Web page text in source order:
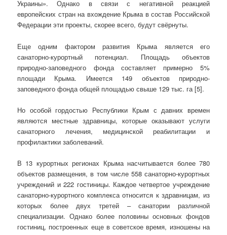
Украины». Однако в связи с негативной реакцией
европейских стран на вхождение Крыма в состав Российской
Федерации эти проекты, скорее всего, будут свёрнуты.
Еще одним фактором развития Крыма является его
санаторно-курортный потенциал. Площадь объектов
природно-заповедного фонда составляет примерно 5%
площади Крыма. Имеется 149 объектов природно-
заповедного фонда общей площадью свыше 129 тыс. га [5].
Но особой гордостью Республики Крым с давних времен
являются местные здравницы, которые оказывают услуги
санаторного лечения, медицинской реабилитации и
профилактики заболеваний.
В 13 курортных регионах Крыма насчитывается более 780
объектов размещения, в том числе 558 санаторно-курортных
учреждений и 222 гостиницы. Каждое четвертое учреждение
санаторно-курортного комплекса относится к здравницам, из
которых более двух третей – санатории различной
специализации. Однако более половины основных фондов
гостиниц, построенных еще в советское время, изношены на